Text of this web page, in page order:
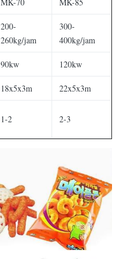
200-
260kg/jam
300-
400kg/jam
90kw 120kw
18x5x3m 22x5x3m
1-2 2-3